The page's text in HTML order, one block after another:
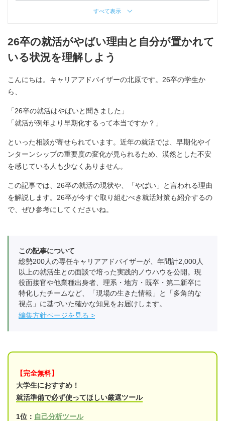
すべて表示
26卒の就活がやばい理由と自分が置かれて
いる状況を理解しよう
こんにちは。キャリアアドバイザーの北原です。26卒の学生か
ら、
「26卒の就活はやばいと聞きました」
「就活が例年より早期化するって本当ですか？」
といった相談が寄せられています。近年の就活では、早期化やイ
ンターンシップの重要度の変化が見られるため、漠然とした不安
を感じている人も少なくありません。
この記事では、26卒の就活の現状や、「やばい」と言われる理由
を解説します。26卒が今すぐ取り組むべき就活対策も紹介するの
で、ぜひ参考にしてくださいね。
この記事について
総勢200人の専任キャリアアドバイザーが、年間計2,000人
以上の就活生との面談で培った実践的ノウハウを公開。現
役面接官や他業種出身者、理系・地方・既卒・第二新卒に
特化したチームなど、「現場の生きた情報」と「多角的な
視点」に基づいた確かな知見をお届けします。
編集方針ページを見る
【完全無料】
大学生におすすめ！
就活準備で必ず使ってほしい厳選ツール
1位： 自己分析ツール